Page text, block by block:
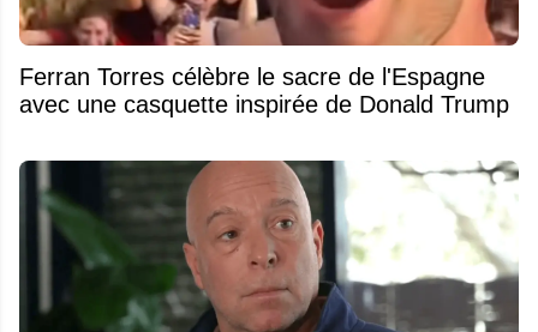
Ferran Torres célèbre le sacre de l'Espagne
avec une casquette inspirée de Donald Trump